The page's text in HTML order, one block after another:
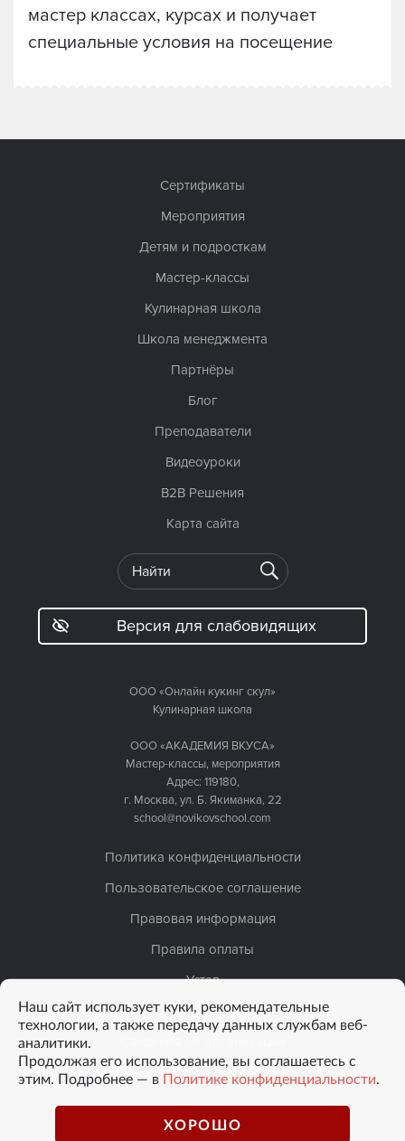
мастер классах, курсах и получает
специальные условия на посещение
ООО «Онлайн кукинг скул»
Кулинарная школа
ООО «АКАДЕМИЯ ВКУСА»
Мастер-классы, мероприятия
Адрес: 119180,
г. Москва, ул. Б. Якиманка, 22
school@novikovschool.com
Политика конфиденциальности
Пользовательское соглашение
Правовая информация
Правила оплаты
Устав
Лицензия
Данные о результатах СОУТ
Сертификаты
Мероприятия
Детям и подросткам
Мастер-классы
Кулинарная школа
Школа менеджмента
Партнёры
Блог
Преподаватели
Видеоуроки
B2B Решения
Карта сайта
Версия для слабовидящих
Наш сайт использует куки, рекомендательные
технологии, а также передачу данных службам веб-
аналитики.
Продолжая его использование, вы соглашаетесь с
этим. Подробнее — в Политике конфиденциальности.
ХОРОШО